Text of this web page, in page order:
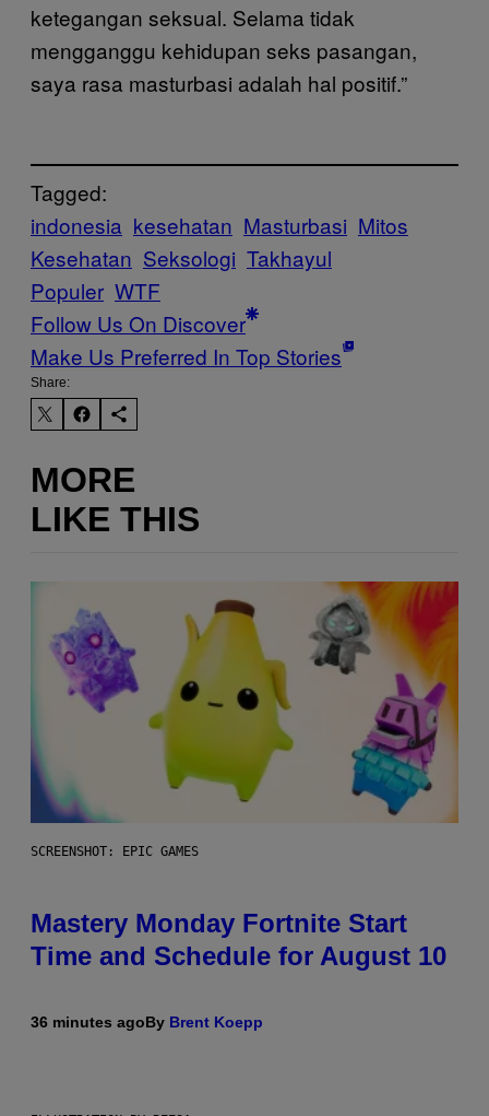
ketegangan seksual. Selama tidak
mengganggu kehidupan seks pasangan,
saya rasa masturbasi adalah hal positif.”
Tagged:
indonesia kesehatan Masturbasi Mitos
Kesehatan Seksologi Takhayul
Populer WTF
Follow Us On Discover
Make Us Preferred In Top Stories
Share:
MORE
LIKE THIS
SCREENSHOT: EPIC GAMES
Mastery Monday Fortnite Start
Time and Schedule for August 10
36 minutes agoBy Brent Koepp